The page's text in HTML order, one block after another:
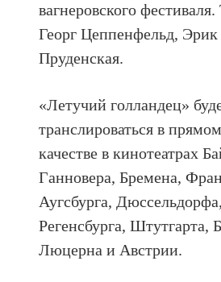
вагнеровского
Георг Цеппенфельд,
Пруденская.
«Летучий голландец»
транслироваться в
качестве в кинотеатрах
Ганновера, Бремена,
Аугсбурга,
Регенсбурга, Штутгарта,
Люцерна и Австрии.